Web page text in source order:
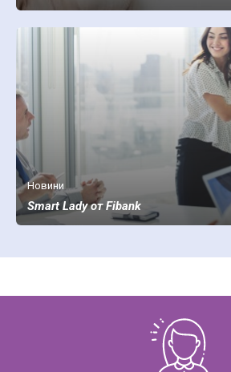
Новини
Smart Lady от Fibank